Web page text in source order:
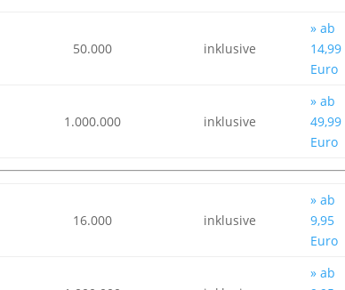
50.000 inklusive
» ab
14,99
Euro
1.000.000 inklusive
» ab
49,99
Euro
16.000 inklusive
» ab
9,95
Euro
» ab